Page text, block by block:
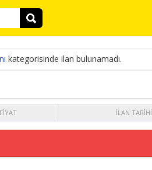
kategorisinde ilan bulunamadı.
FIYAT İLAN TARIHI